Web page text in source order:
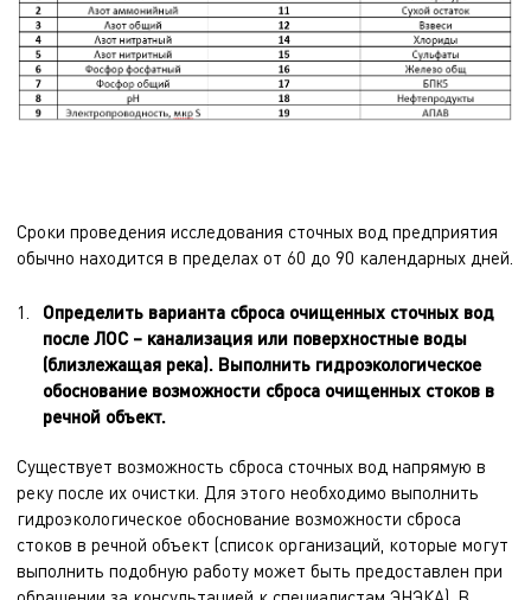
Сроки проведения исследования сточных вод предприятия
обычно находится в пределах от 60 до 90 календарных дней.
Определить варианта сброса очищенных сточных вод
после ЛОС – канализация или поверхностные воды
(близлежащая река). Выполнить гидроэкологическое
обоснование возможности сброса очищенных стоков в
речной объект.
Существует возможность сброса сточных вод напрямую в
реку после их очистки. Для этого необходимо выполнить
гидроэкологическое обоснование возможности сброса
стоков в речной объект (список организаций, которые могут
выполнить подобную работу может быть предоставлен при